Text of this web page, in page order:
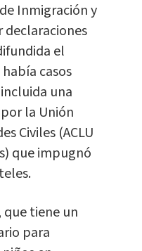
Inmigración y
declaraciones
el
casos
una
la Unión
Civiles (ACLU
que impugnó
que tiene un
para